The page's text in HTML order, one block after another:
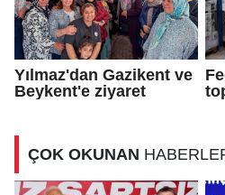
Yılmaz'dan Gazikent ve
Beykent'e ziyaret
ÇOK OKUNAN